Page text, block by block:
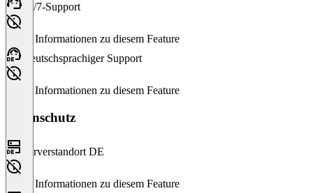
24/7-Support
Keine Informationen zu diesem Feature
Deutschsprachiger Support
Keine Informationen zu diesem Feature
Datenschutz
Serverstandort DE
Keine Informationen zu diesem Feature